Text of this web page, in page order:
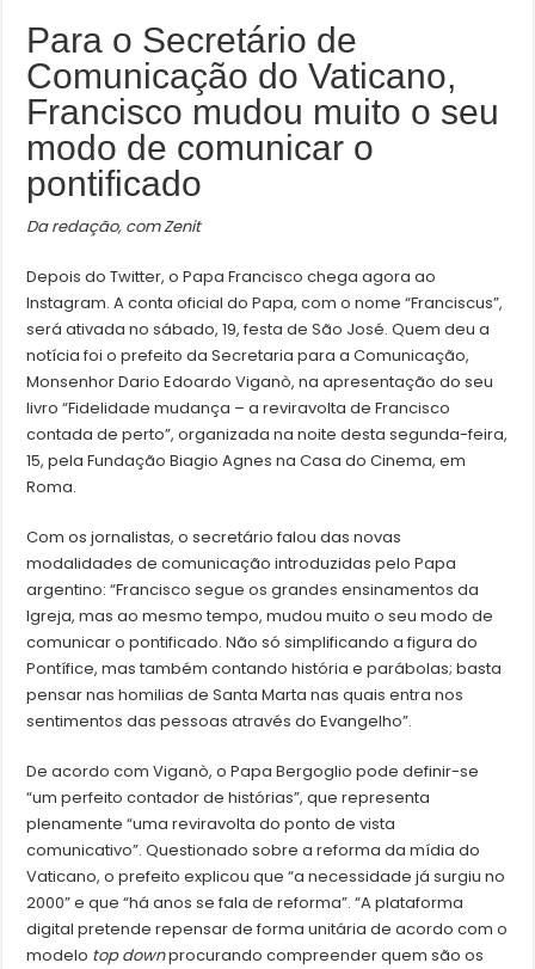
Para o Secretário de
Comunicação do Vaticano,
Francisco mudou muito o seu
modo de comunicar o
pontificado
Da redação, com Zenit
Depois do Twitter, o Papa Francisco chega agora ao
Instagram. A conta oficial do Papa, com o nome “Franciscus”,
será ativada no sábado, 19, festa de São José. Quem deu a
notícia foi o prefeito da Secretaria para a Comunicação,
Monsenhor Dario Edoardo Viganò, na apresentação do seu
livro “Fidelidade mudança – a reviravolta de Francisco
contada de perto”, organizada na noite desta segunda-feira,
15, pela Fundação Biagio Agnes na Casa do Cinema, em
Roma.
Com os jornalistas, o secretário falou das novas
modalidades de comunicação introduzidas pelo Papa
argentino: “Francisco segue os grandes ensinamentos da
Igreja, mas ao mesmo tempo, mudou muito o seu modo de
comunicar o pontificado. Não só simplificando a figura do
Pontífice, mas também contando história e parábolas; basta
pensar nas homilias de Santa Marta nas quais entra nos
sentimentos das pessoas através do Evangelho”.
De acordo com Viganò, o Papa Bergoglio pode definir-se
“um perfeito contador de histórias”, que representa
plenamente “uma reviravolta do ponto de vista
comunicativo”. Questionado sobre a reforma da mídia do
Vaticano, o prefeito explicou que “a necessidade já surgiu no
2000” e que “há anos se fala de reforma”. “A plataforma
digital pretende repensar de forma unitária de acordo com o
modelo top downprocurando compreender quem são os